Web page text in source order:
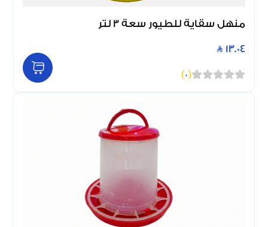
منهل سقاية للطيور سعة 3 لتر
13.04
(
0
)